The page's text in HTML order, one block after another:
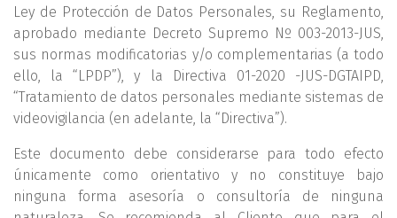
Ley de Protección de Datos Personales, su Reglamento,
aprobado mediante Decreto Supremo Nº 003-2013-JUS,
sus normas modificatorias y/o complementarias (a todo
ello, la “LPDP”), y la Directiva 01-2020 -JUS-DGTAIPD,
“Tratamiento de datos personales mediante sistemas de
videovigilancia (en adelante, la “Directiva”).
Este documento debe considerarse para todo efecto
únicamente como orientativo y no constituye bajo
ninguna forma asesoría o consultoría de ninguna